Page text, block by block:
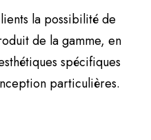
la possibilité de
de la gamme, en
spécifiques
particulières.